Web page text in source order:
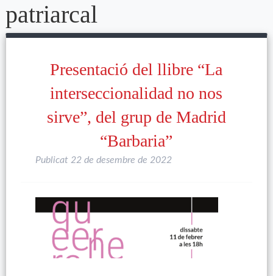
patriarcal
Presentació del llibre “La
interseccionalidad no nos
sirve”, del grup de Madrid
“Barbaria”
Publicat 22 de desembre de 2022